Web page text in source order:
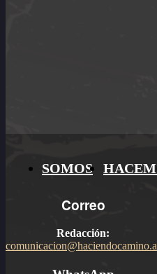
SOMOS
Correo
Redacción: